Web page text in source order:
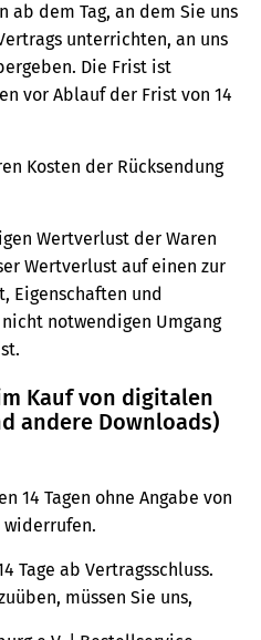
ab dem Tag, an dem Sie uns
unterrichten, an uns
Die Frist ist
vor Ablauf der Frist von 14
Kosten der Rücksendung
Wertverlust der Waren
Wertverlust auf einen zur
Eigenschaften und
notwendigen Umgang
Kauf von digitalen
andere Downloads)
14 Tagen ohne Angabe von
widerrufen.
Tage ab Vertragsschluss.
müssen Sie uns,